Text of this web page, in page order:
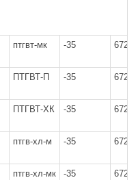
птгвт-мк -35 6722
ПТГВТ-П -35 6723
ПТГВТ-ХК -35 6724
птгв-хл-м -35 6721
птгв-хл-мк -35 6722